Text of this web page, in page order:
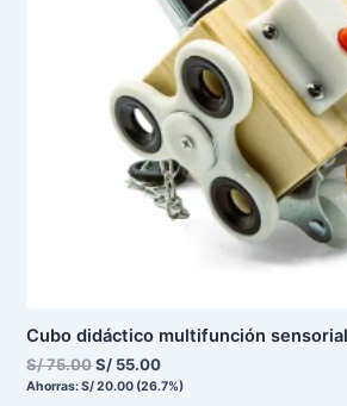
Cubo didáctico multifunción
S/75.00S/ 55.00
Ahorras:S/20.00 (26.7%)